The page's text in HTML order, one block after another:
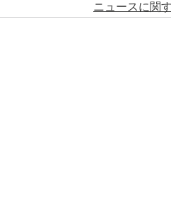
ニュースに関